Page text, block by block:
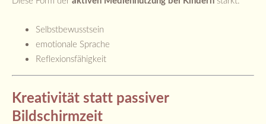
Selbstbewusstsein
emotionale Sprache
Reflexionsfähigkeit
Kreativität statt passiver
Bildschirmzeit